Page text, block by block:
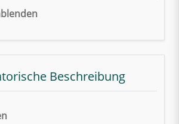
Beschreibung